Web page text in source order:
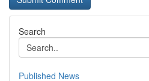
Search
Published News